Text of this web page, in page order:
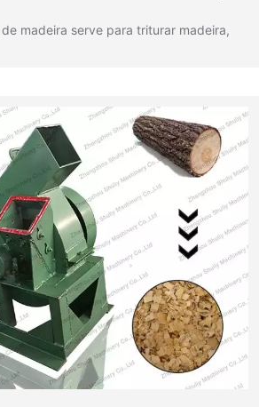
madeira serve para triturar madeira,